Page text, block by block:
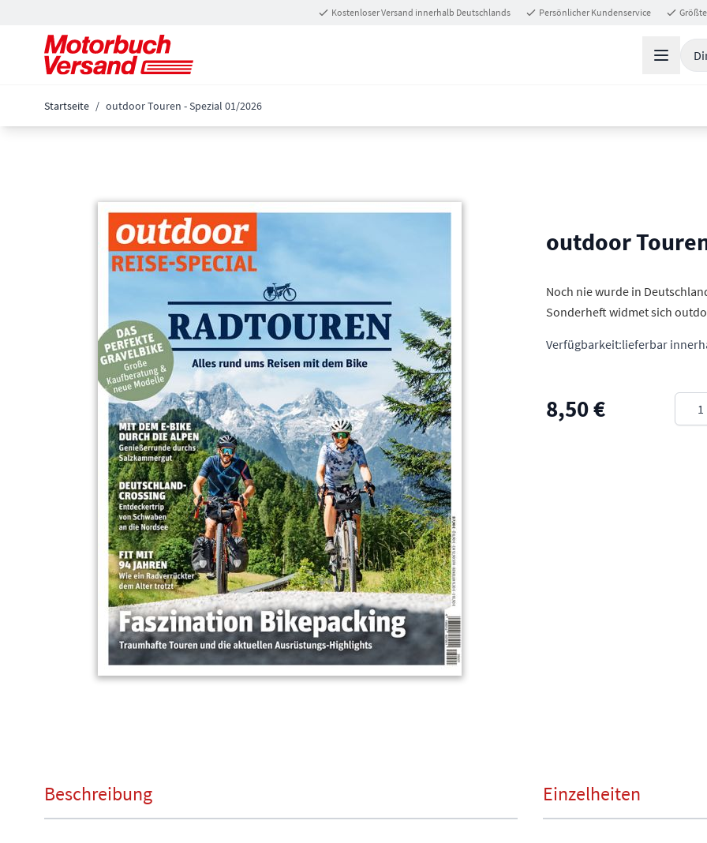
Kostenloser Versand innerhalb Deutschlands Persönlicher Kundenservice
Startseite / outdoor Touren - Spezial 01/2026
outdoor
Click to view image in fullscreen
Noch nie wurde in
Sonderheft widmet sich
Verfügbarkeit:lieferbar
8,50 €
Beschreibung Einzelheiten